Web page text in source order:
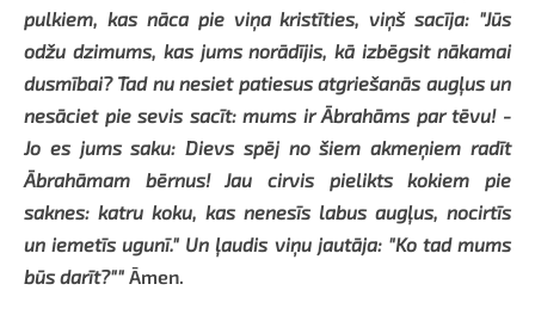
pulkiem, kas nāca pie viņa kristīties, viņš sacīja: "Jūs
odžu dzimums, kas jums norādījis, kā izbēgsit nākamai
dusmībai? Tad nu nesiet patiesus atgriešanās augļus un
nesāciet pie sevis sacīt: mums ir Ābrahāms par tēvu! -
Jo es jums saku: Dievs spēj no šiem akmeņiem radīt
Ābrahāmam bērnus! Jau cirvis pielikts kokiem pie
saknes: katru koku, kas nenesīs labus augļus, nocirtīs
un iemetīs ugunī." Un ļaudis viņu jautāja: "Ko tad mums
būs darīt?"" Āmen.